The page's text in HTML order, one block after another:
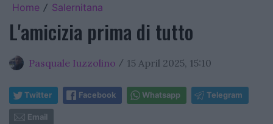
Home / Salernitana
L'amicizia prima di tutto
Pasquale Iuzzolino / 15 April 2025, 15:10
Twitter Facebook Whatsapp Telegram
Email